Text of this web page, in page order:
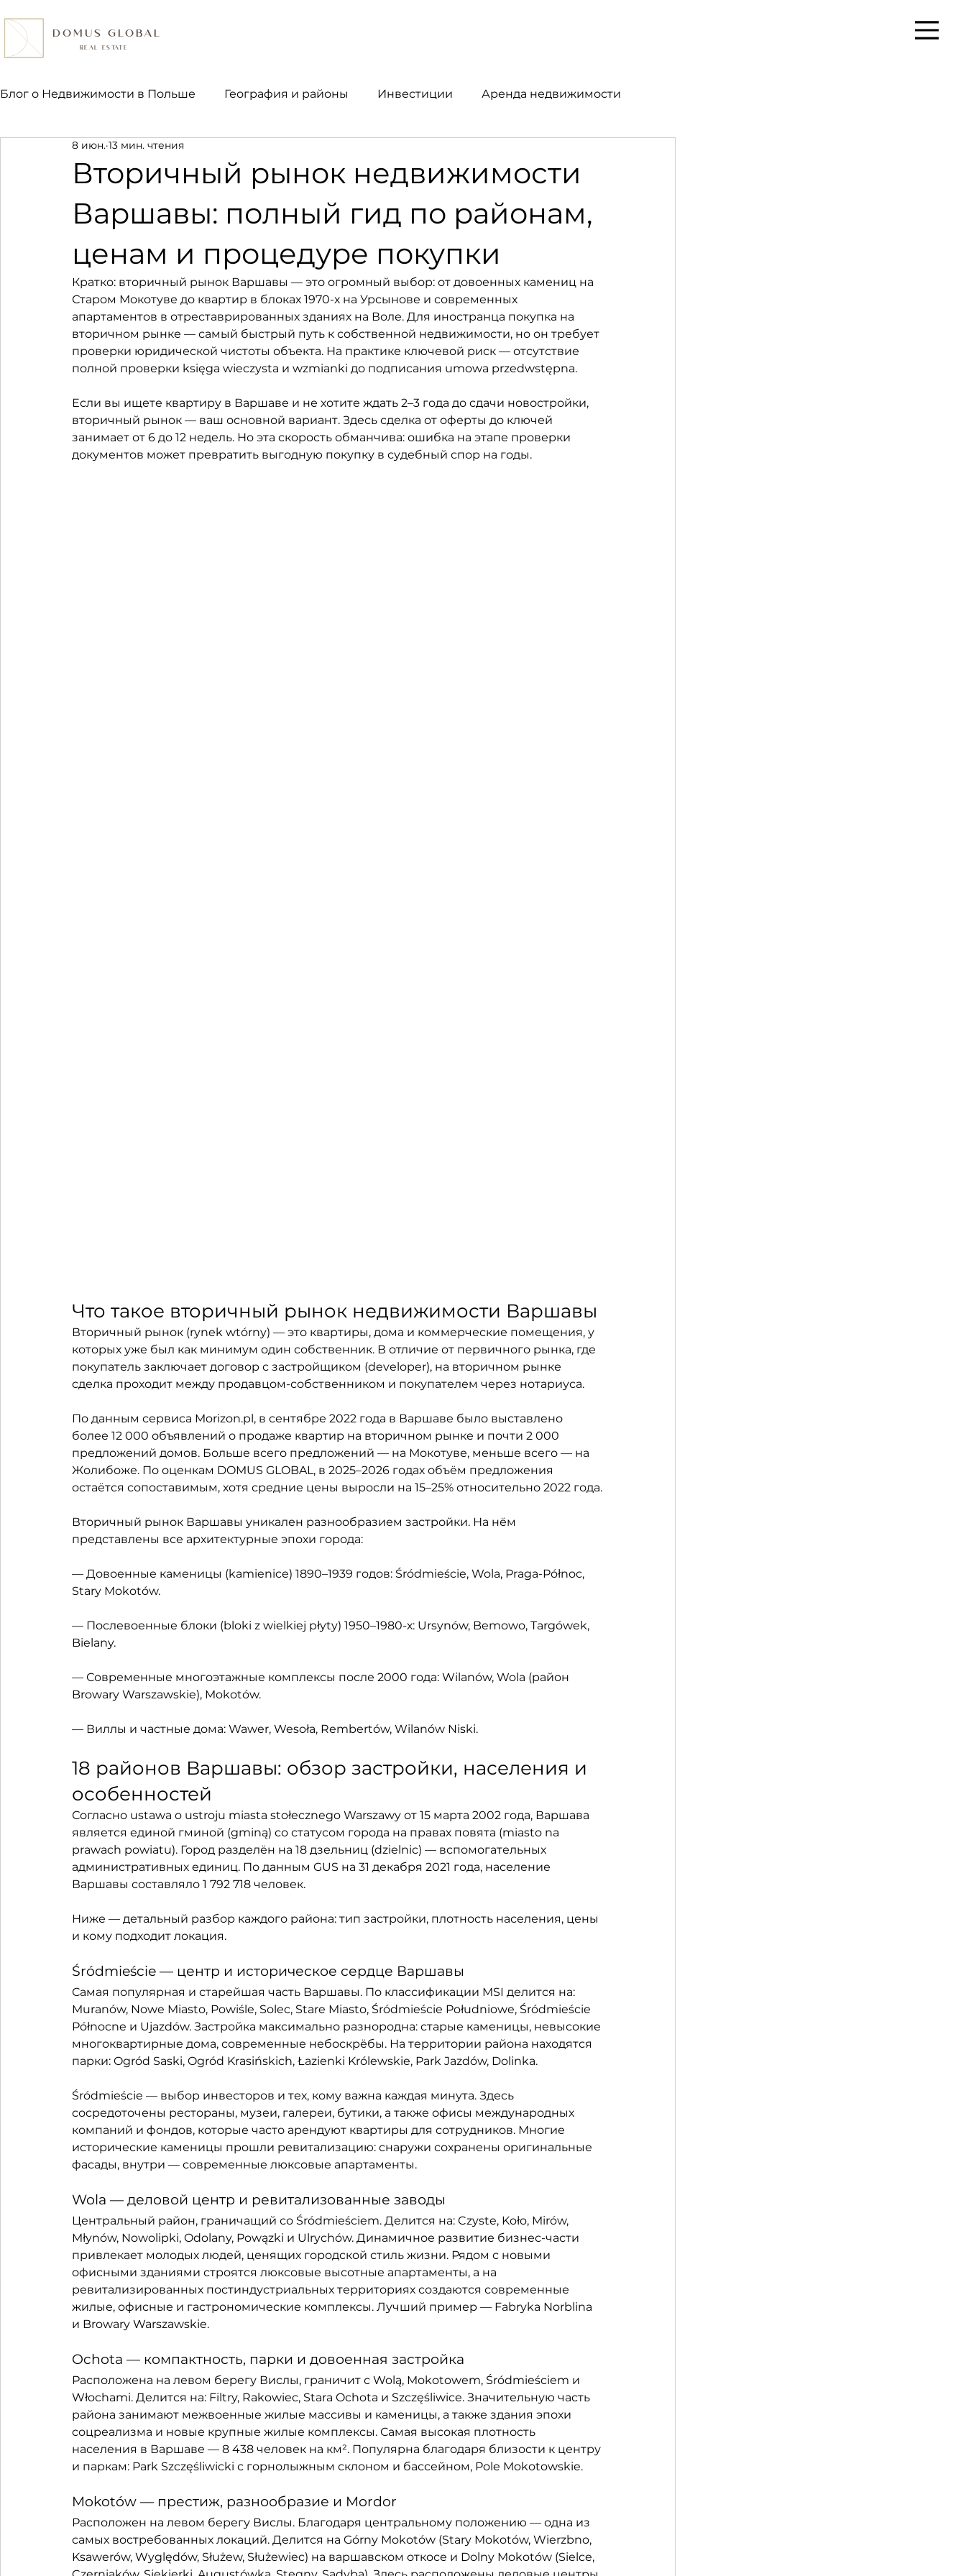
DOMUS GLOBAL
REAL ESTATE
Блог о Недвижимости в Польше География и районы Инвестиции Аренда недвижимости
Право и налоги Ипотека и финансы
Вторичный рынок недвижимости
Варшавы: полный гид по районам,
ценам и процедуре покупки
8 июн. 13 мин. чтения
Кратко: вторичный рынок Варшавы — это огромный выбор: от довоенных камениц на
Старом Мокотуве до квартир в блоках 1970-х на Урсынове и современных
апартаментов в отреставрированных зданиях на Воле. Для иностранца покупка на
вторичном рынке — самый быстрый путь к собственной недвижимости, но он требует
проверки юридической чистоты объекта. На практике ключевой риск — отсутствие
полной проверки księga wieczysta и wzmianki до подписания umowa przedwstępna.
Если вы ищете квартиру в Варшаве и не хотите ждать 2–3 года до сдачи новостройки,
вторичный рынок — ваш основной вариант. Здесь сделка от оферты до ключей
занимает от 6 до 12 недель. Но эта скорость обманчива: ошибка на этапе проверки
документов может превратить выгодную покупку в судебный спор на годы.
Что такое вторичный рынок недвижимости Варшавы
Вторичный рынок (rynek wtórny) — это квартиры, дома и коммерческие помещения, у
которых уже был как минимум один собственник. В отличие от первичного рынка, где
покупатель заключает договор с застройщиком (developer), на вторичном рынке
сделка проходит между продавцом-собственником и покупателем через нотариуса.
По данным сервиса Morizon.pl, в сентябре 2022 года в Варшаве было выставлено
более 12 000 объявлений о продаже квартир на вторичном рынке и почти 2 000
предложений домов. Больше всего предложений — на Мокотуве, меньше всего — на
Жолибоже. По оценкам DOMUS GLOBAL, в 2025–2026 годах объём предложения
остаётся сопоставимым, хотя средние цены выросли на 15–25% относительно 2022 года.
Вторичный рынок Варшавы уникален разнообразием застройки. На нём
представлены все архитектурные эпохи города:
— Довоенные каменицы (kamienice) 1890–1939 годов: Śródmieście, Wola, Praga-Północ,
Stary Mokotów.
— Послевоенные блоки (bloki z wielkiej płyty) 1950–1980-х: Ursynów, Bemowo, Targówek,
Bielany.
— Современные многоэтажные комплексы после 2000 года: Wilanów, Wola (район
Browary Warszawskie), Mokotów.
— Виллы и частные дома: Wawer, Wesoła, Rembertów, Wilanów Niski.
18 районов Варшавы: обзор застройки, населения и
особенностей
Согласно ustawa o ustroju miasta stołecznego Warszawy от 15 марта 2002 года, Варшава
является единой гминой (gminą) со статусом города на правах повята (miasto na
prawach powiatu). Город разделён на 18 дзельниц (dzielnic) — вспомогательных
административных единиц. По данным GUS на 31 декабря 2021 года, население
Варшавы составляло 1 792 718 человек.
Ниже — детальный разбор каждого района: тип застройки, плотность населения, цены
и кому подходит локация.
Śródmieście — центр и историческое сердце Варшавы
Самая популярная и старейшая часть Варшавы. По классификации MSI делится на:
Muranów, Nowe Miasto, Powiśle, Solec, Stare Miasto, Śródmieście Południowe, Śródmieście
Północne и Ujazdów. Застройка максимально разнородна: старые каменицы, невысокие
многоквартирные дома, современные небоскрёбы. На территории района находятся
парки: Ogród Saski, Ogród Krasińskich, Łazienki Królewskie, Park Jazdów, Dolinka.
Śródmieście — выбор инвесторов и тех, кому важна каждая минута. Здесь
сосредоточены рестораны, музеи, галереи, бутики, а также офисы международных
компаний и фондов, которые часто арендуют квартиры для сотрудников. Многие
исторические каменицы прошли ревитализацию: снаружи сохранены оригинальные
фасады, внутри — современные люксовые апартаменты.
Wola — деловой центр и ревитализованные заводы
Центральный район, граничащий со Śródmieściem. Делится на: Czyste, Koło, Mirów,
Młynów, Nowolipki, Odolany, Powązki и Ulrychów. Динамичное развитие бизнес-части
привлекает молодых людей, ценящих городской стиль жизни. Рядом с новыми
офисными зданиями строятся люксовые высотные апартаменты, а на
ревитализированных постиндустриальных территориях создаются современные
жилые, офисные и гастрономические комплексы. Лучший пример — Fabryka Norblina
и Browary Warszawskie.
Ochota — компактность, парки и довоенная застройка
Расположена на левом берегу Вислы, граничит с Wolą, Mokotowem, Śródmieściem и
Włochami. Делится на: Filtry, Rakowiec, Stara Ochota и Szczęśliwice. Значительную часть
района занимают межвоенные жилые массивы и каменицы, а также здания эпохи
соцреализма и новые крупные жилые комплексы. Самая высокая плотность
населения в Варшаве — 8 438 человек на км². Популярна благодаря близости к центру
и паркам: Park Szczęśliwicki с горнолыжным склоном и бассейном, Pole Mokotowskie.
Mokotów — престиж, разнообразие и Mordor
Расположен на левом берегу Вислы. Благодаря центральному положению — одна из
самых востребованных локаций. Делится на Górny Mokotów (Stary Mokotów, Wierzbno,
Ksawerów, Wyględów, Służew, Służewiec) на варшавском откосе и Dolny Mokotów (Sielce,